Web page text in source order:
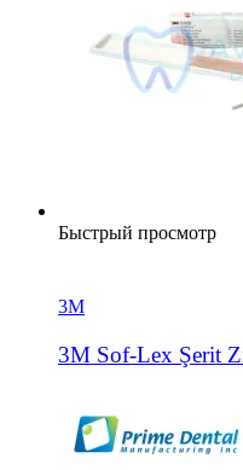
Быстрый просмотр
3М
3M Sof-Lex Şerit